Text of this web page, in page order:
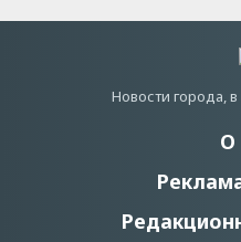
Новости города,
О